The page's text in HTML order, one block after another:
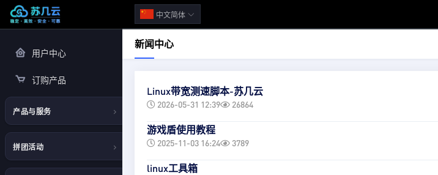
用户中心
订购产品
产品与服务
独立服务器
拼团活动
中文简体
新闻中心
Linux带宽测速脚本-苏几云
2026-05-31 12:39 26864
游戏盾使用教程
2025-11-03 16:24 3789
linux工具箱